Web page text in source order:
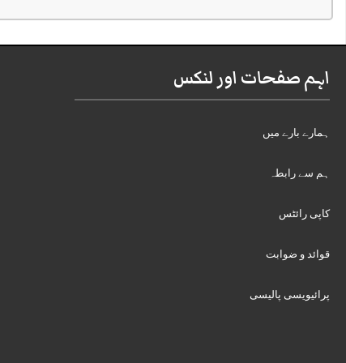
اہم صفحات اور لنکس
ہمارے بارے میں
ہم سے رابطہ
کاپی رائٹس
قوائد و ضوابت
پرائیویسی پالیسی